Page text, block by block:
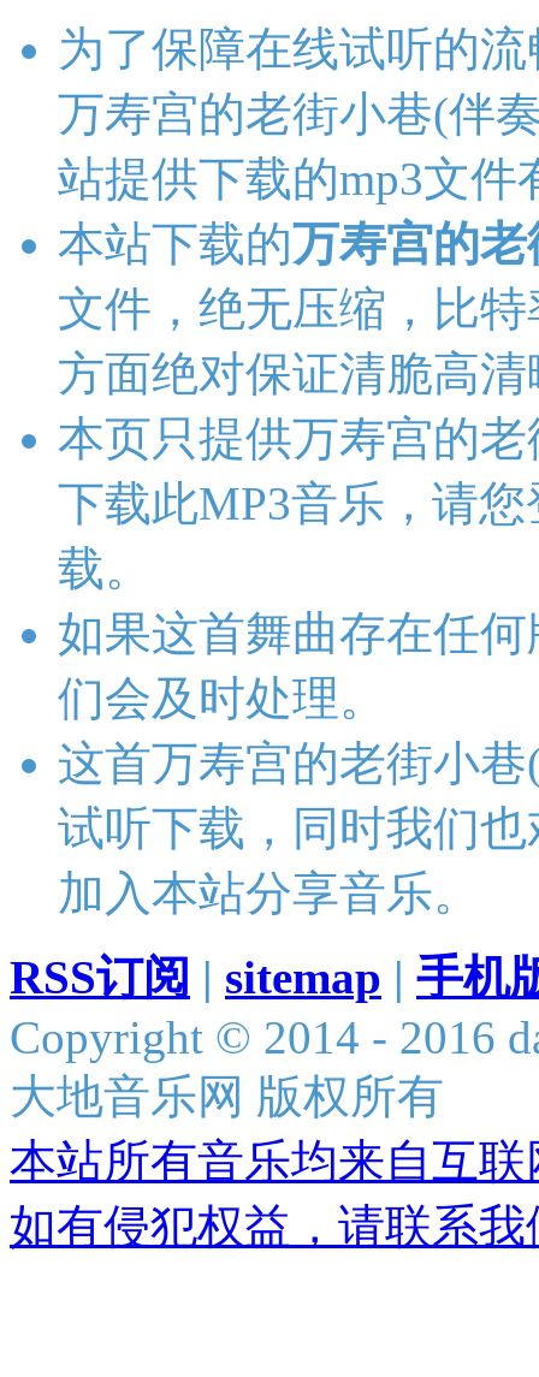
为了保障在线试听的
万寿宫的老街小巷(伴
站提供下载的mp3文件
本站下载的万寿宫的
文件，绝无压缩，比特
方面绝对保证清脆高清
本页只提供万寿宫的
下载此MP3音乐，请
载。
如果这首舞曲存在任
们会及时处理。
这首万寿宫的老街小
试听下载，同时我们
加入本站分享音乐。
RSS订阅 | sitemap | 手机
Copyright © 2014 - 2016
大地音乐网 版权所有
本站所有音乐均来自互
如有侵犯权益，请联系